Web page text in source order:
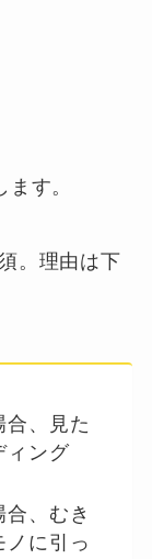
す。
。理由は下
合、見た
ィング
、むき
ノに引っ